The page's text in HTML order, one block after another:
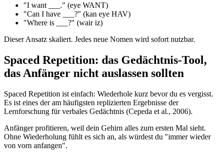
"I want ___." (eye WANT)
"Can I have ___?" (kan eye HAV)
"Where is ___?" (wair iz)
Dieser Ansatz skaliert. Jedes neue Nomen wird sofort nutzbar.
Spaced Repetition: das Gedächtnis-Tool,
das Anfänger nicht auslassen sollten
Spaced Repetition ist einfach: Wiederhole kurz bevor du es vergisst.
Es ist eines der am häufigsten replizierten Ergebnisse der
Lernforschung für verbales Gedächtnis (Cepeda et al., 2006).
Anfänger profitieren, weil dein Gehirn alles zum ersten Mal sieht.
Ohne Wiederholung fühlt es sich an, als würdest du "immer wieder
von vorn anfangen".